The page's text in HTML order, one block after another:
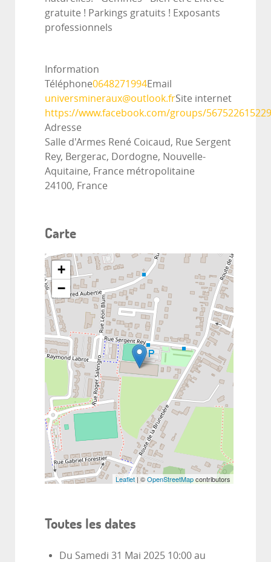
gratuite ! Parkings gratuits ! Exposants
professionnels
Information
Téléphone0648271994Email
universmineraux@outlook.frSite internet
https://www.facebook.com/groups/
Adresse
Salle d'Armes René Coicaud, Rue Sergent
Rey, Bergerac, Dordogne, Nouvelle-
Aquitaine, France métropolitaine
24100, France
Carte
+
−
Leaflet | ©OpenStreetMapcontributors
Toutes les dates
Du Samedi 31 Mai 2025 10:00 au